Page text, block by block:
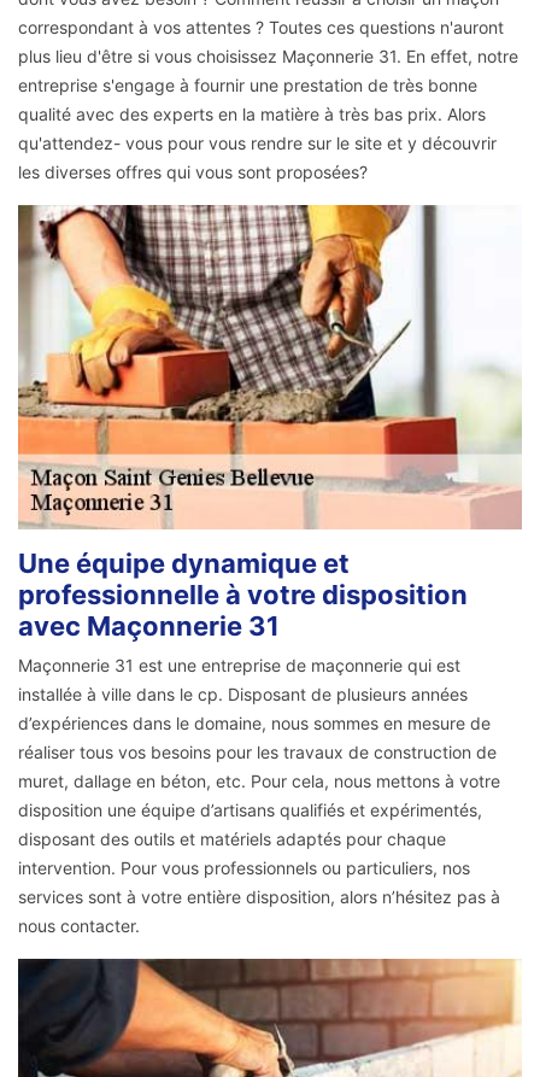
correspondant à vos attentes ? Toutes ces questions n'auront
plus lieu d'être si vous choisissez Maçonnerie 31. En effet, notre
entreprise s'engage à fournir une prestation de très bonne
qualité avec des experts en la matière à très bas prix. Alors
qu'attendez- vous pour vous rendre sur le site et y découvrir
les diverses offres qui vous sont proposées?
Une équipe dynamique et
professionnelle à votre disposition
avec Maçonnerie 31
Maçonnerie 31 est une entreprise de maçonnerie qui est
installée à ville dans le cp. Disposant de plusieurs années
d’expériences dans le domaine, nous sommes en mesure de
réaliser tous vos besoins pour les travaux de construction de
muret, dallage en béton, etc. Pour cela, nous mettons à votre
disposition une équipe d’artisans qualifiés et expérimentés,
disposant des outils et matériels adaptés pour chaque
intervention. Pour vous professionnels ou particuliers, nos
services sont à votre entière disposition, alors n’hésitez pas à
nous contacter.